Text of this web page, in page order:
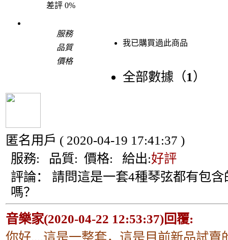
差評 0%
服務
品質
價格
我已購買過此商品
全部數據（1）
匿名用戶 ( 2020-04-19 17:41:37 )
服務: 品質: 價格: 給出:好評
評論：
請問這是一套4種琴弦都有包含
嗎？
音樂家(2020-04-22 12:53:37)回覆:
你好....這是一整套，這是目前新品試賣